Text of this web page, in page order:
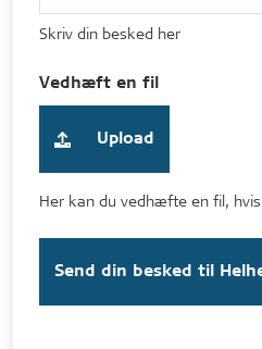
Skriv din besked her
Vedhæft en fil
Upload
Her kan du vedhæfte en fil,
Send din besked til